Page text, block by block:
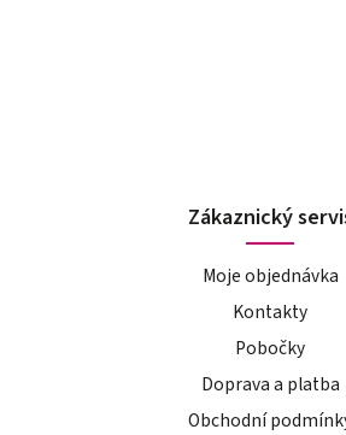
Zákaznický
Moje objednávka
Kontakty
Pobočky
Doprava a platba
Obchodní